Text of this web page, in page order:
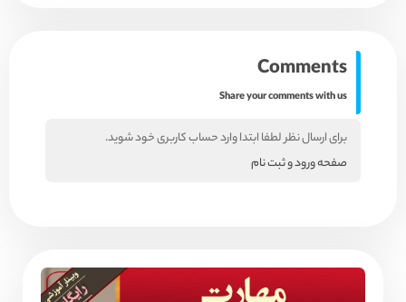
Comments
Share your comments with us
برای ارسال نظر لطفا ابتدا وارد حساب کاربری خود شوید.
صفحه ورود و ثبت نام